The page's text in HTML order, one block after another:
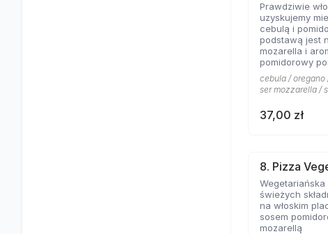
Prawdziwie
uzyskujemy
cebulą i
podstawą jest
mozarella i
pomidorowy
cebula /
ser mozzarella /
37,00 zł
8. Pizza
Wegetariańska
świeżych
na włoskim
sosem
mozarellą